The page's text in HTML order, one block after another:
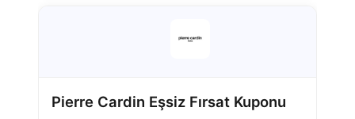
Pierre Cardin Eşsiz Fırsat Kuponu